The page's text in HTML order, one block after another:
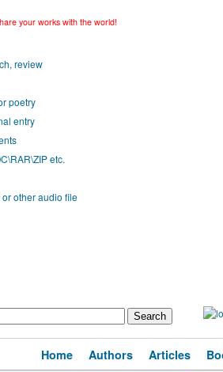
your works with the world!
review
poetry
entry
etc.
other audio file
Home Authors Articles